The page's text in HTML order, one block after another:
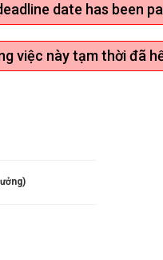
date has been
việc này tạm thời đã
Có Việc
khoản, tạo CV online,